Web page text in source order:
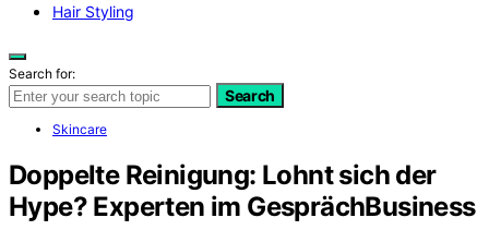
Hair Styling
Search for:
Search
Skincare
Doppelte Reinigung: Lohnt sich der
Hype? Experten im GesprächBusiness